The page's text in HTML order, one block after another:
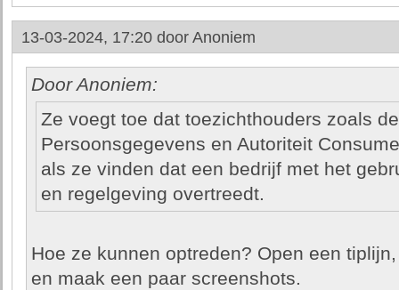
13-03-2024, 17:20 door Anoniem
Door Anoniem:
Ze voegt toe dat toezichthouders zoals
Persoonsgegevens en Autoriteit
als ze vinden dat een bedrijf met het
en regelgeving overtreedt.
Hoe ze kunnen optreden? Open een
en maak een paar screenshots.